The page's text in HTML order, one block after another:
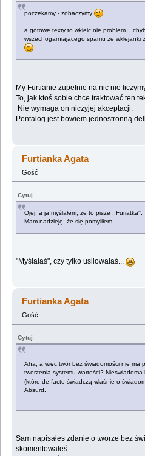
poczekamy - zobaczymy
a gotowe texty to wkleic nie problem...
wszechogarniajacego spamu ze wklejanki
My Furtianie zupełnie na nic nie
To, jak ktoś sobie chce traktować ten
Nie wymaga on niczyjej akceptacji.
Pentalog jest bowiem jednostronną
Furtianka Agata
Gość
Cytuj
Ojej, a ja myślałem, że to pisze ,,Furiatka''.
Mam nadzieję, że się pomyliłem.
"Myślałaś", czy tylko usiłowałaś...
Furtianka Agata
Gość
Cytuj
Aha, a więc twór bez świadomości nie ma
tworzenia systemu wartości?
(które de facto świadczą właśnie o
Absurd.
Sam napisałes zdanie o tworze bez
skomentowałeś.